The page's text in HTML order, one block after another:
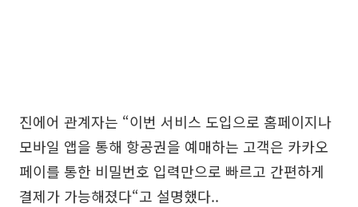
진에어 관계자는 “이번 서비스 도입으로 홈페이지나
모바일 앱을 통해 항공권을 예매하는 고객은 카카오
페이를 통한 비밀번호 입력만으로 빠르고 간편하게
결제가 가능해졌다“고 설명했다..